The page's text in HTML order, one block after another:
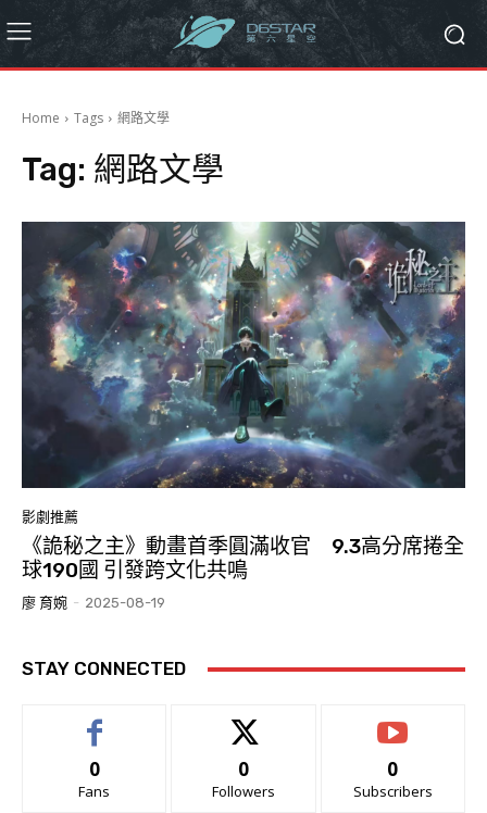
Home Tags 網路文學
Tag: 網路文學
影劇推薦
《詭秘之主》動畫首季圓滿收官 9.3高分席捲全
球190國 引發跨文化共鳴
廖 育婉 - 2025-08-19
STAY CONNECTED
0
Fans
0
Followers
0
Subscribers